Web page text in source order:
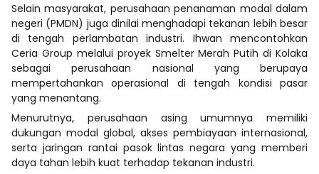
Selain masyarakat, perusahaan penanaman modal dalam
negeri (PMDN) juga dinilai menghadapi tekanan lebih besar
di tengah perlambatan industri. Ihwan mencontohkan
Ceria Group melalui proyek Smelter Merah Putih di Kolaka
sebagai perusahaan nasional yang berupaya
mempertahankan operasional di tengah kondisi pasar
yang menantang.
Menurutnya, perusahaan asing umumnya memiliki
dukungan modal global, akses pembiayaan internasional,
serta jaringan rantai pasok lintas negara yang memberi
daya tahan lebih kuat terhadap tekanan industri.